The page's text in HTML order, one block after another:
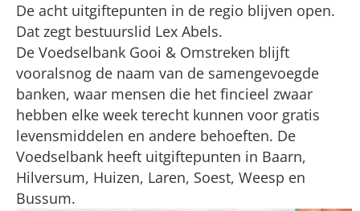
De acht uitgiftepunten in de regio blijven open.
Dat zegt bestuurslid Lex Abels.
De Voedselbank Gooi & Omstreken blijft
vooralsnog de naam van de samengevoegde
banken, waar mensen die het fincieel zwaar
hebben elke week terecht kunnen voor gratis
levensmiddelen en andere behoeften. De
Voedselbank heeft uitgiftepunten in Baarn,
Hilversum, Huizen, Laren, Soest, Weesp en
Bussum.